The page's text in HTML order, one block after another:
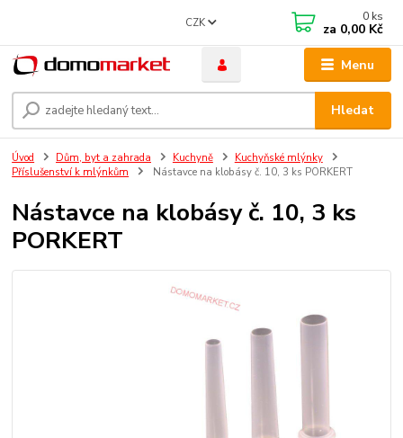
Menu
CZK
Hledat
0 ks
za 0,00 Kč
Úvod Dům, byt a zahrada Kuchyně
Kuchyňské mlýnky
Příslušenství k mlýnkům
Nástavce na klobásy č. 10, 3 ks PORKERT
Nástavce na klobásy č. 10, 3 ks
PORKERT